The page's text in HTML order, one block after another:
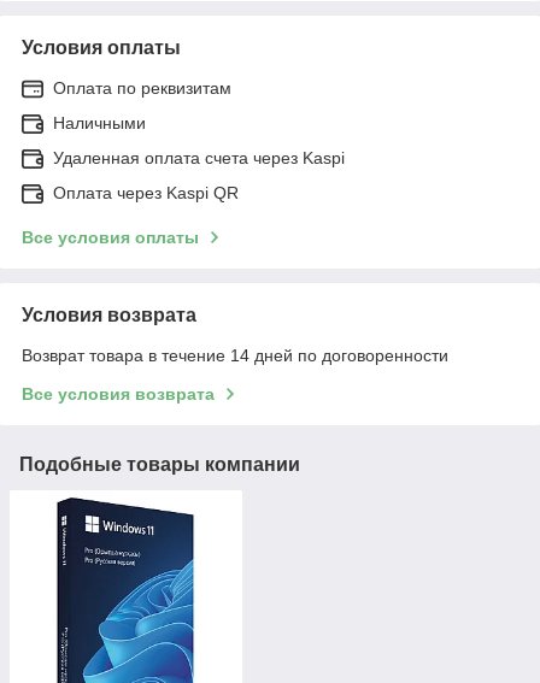
Условия оплаты
Оплата по реквизитам
Наличными
Удаленная оплата счета через Kaspi
Оплата через Kaspi QR
Все условия оплаты
Условия возврата
Возврат товара в течение 14 дней по договоренности
Все условия возврата
Подобные товары компании